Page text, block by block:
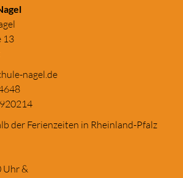
13
-nagel.de
der Ferienzeiten in Rheinland-Pfalz
Uhr &